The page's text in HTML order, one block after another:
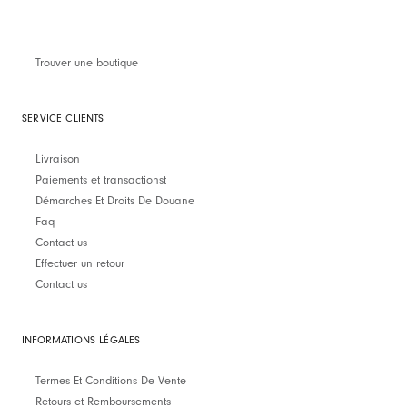
Trouver une boutique
SERVICE CLIENTS
Livraison
Paiements et transactionst
Démarches Et Droits De Douane
Faq
Contact us
Effectuer un retour
Contact us
INFORMATIONS LÉGALES
Termes Et Conditions De Vente
Retours et Remboursements